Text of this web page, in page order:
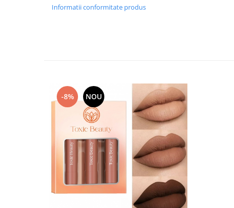
Informatii conformitate produs
-8% NOU